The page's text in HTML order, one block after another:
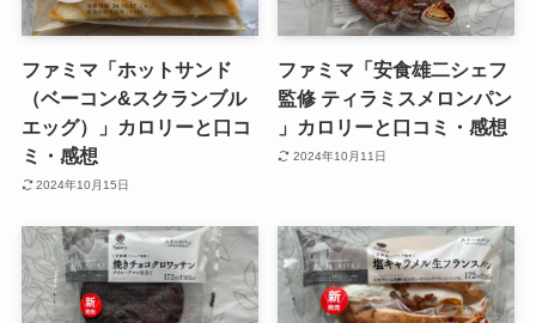
ファミマ「ホットサンド
（ベーコン&スクランブル
エッグ）」カロリーと口コ
ミ・感想
2024年10月15日
ファミマ「安食雄二シェフ
監修 ティラミスメロンパン
」カロリーと口コミ・感想
2024年10月11日